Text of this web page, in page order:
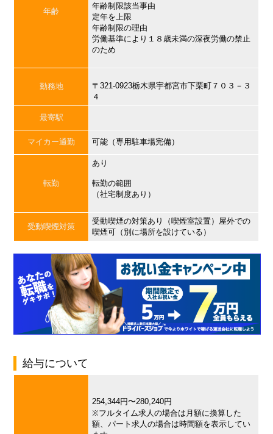
年齢
年齢制限該当事由
定年を上限
年齢制限の理由
労働基準により１８歳未満の深夜労働の禁止
のため
勤務地
〒321-0923栃木県宇都宮市下栗町７０３－３
４
最寄駅
マイカー通勤 可能（専用駐車場完備）
転勤
あり
転勤の範囲
（社宅制度あり）
受動喫煙対策
受動喫煙の対策あり（喫煙室設置）屋外での
喫煙可（別に場所を設けている）
給与について
254,344円〜280,240円
※フルタイム求人の場合は月額に換算した
額、パート求人の場合は時間額を表示してい